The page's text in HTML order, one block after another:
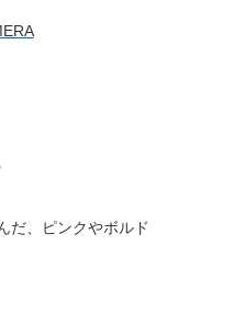
だ、ピンクやボルド